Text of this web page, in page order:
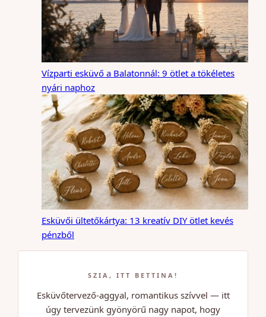
Vízparti esküvő a Balatonnál: 9 ötlet a tökéletes
nyári naphoz
Esküvői ültetőkártya: 13 kreatív DIY ötlet kevés
pénzből
SZIA, ITT BETTINA!
Esküvőtervező-aggyal, romantikus szívvel — itt
úgy tervezünk gyönyörű nagy napot, hogy